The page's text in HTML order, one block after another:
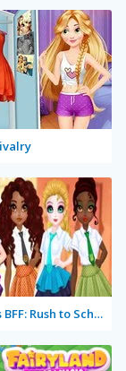
Princesses BFF: Rush to School